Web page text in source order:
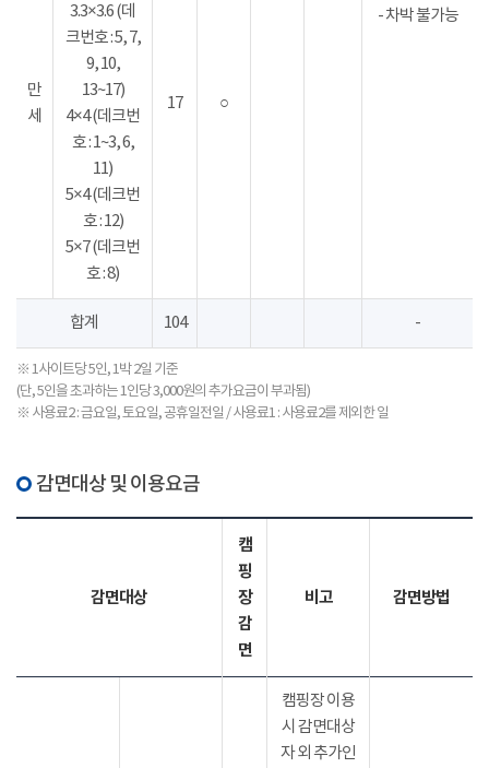
- 차박 불가능
만
세
3.3×3.6 (데
크번호 : 5, 7,
9, 10,
13~17)
4×4 (데크번
호 : 1~3, 6,
11)
5×4 (데크번
호 : 12)
5×7 (데크번
호 : 8)
17 ○
합계 104 -
※ 1사이트당 5인, 1박 2일 기준
(단, 5인을 초과하는 1인당 3,000원의 추가요금이 부과됨)
※ 사용료2 : 금요일, 토요일, 공휴일전일 / 사용료1 : 사용료2를 제외한 일
감면대상 및 이용요금
감면대상
캠
핑
장
감
면
비고 감면방법
캠핑장 이용
시 감면대상
자 외 추가인